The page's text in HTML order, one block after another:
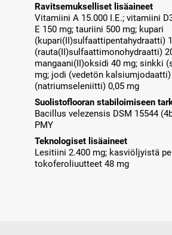
Ravitsemukselliset lisäaineet
Vitamiini A 15.000 I.E.; vitamiini
E 150 mg; tauriini 500 mg; kupari
(kupari(II)sulfaattipentahydraatti)
(rauta(II)sulfaattimonohydraatti)
mangaani(II)oksidi 40 mg; sinkki
mg; jodi (vedetön
(natriumseleniitti) 0,05 mg
Suolistoflooran stabiloimiseen
Bacillus velezensis DSM 15544
PMY
Teknologiset lisäaineet
Lesitiini 2.400 mg; kasviöljyistä
tokoferoliuutteet 48 mg